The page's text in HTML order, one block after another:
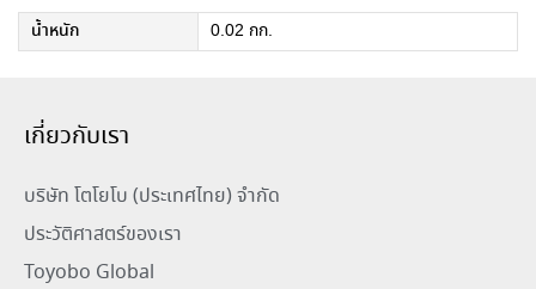
น้ำหนัก 0.02 กก.
เกี่ยวกับเรา
บริษัท โตโยโบ (ประเทศไทย) จำกัด
ประวัติศาสตร์ของเรา
Toyobo Global